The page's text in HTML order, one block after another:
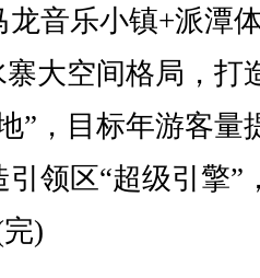
龙音乐小镇+派潭
大空间格局，打
”，目标年游客量
引领区“超级引擎”
)